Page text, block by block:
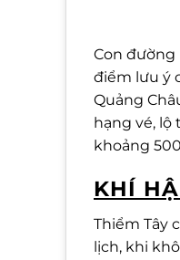
Con đường
điểm lưu ý
Quảng
hạng vé,
khoảng
KHÍ
Thiểm Tây
lịch, khi